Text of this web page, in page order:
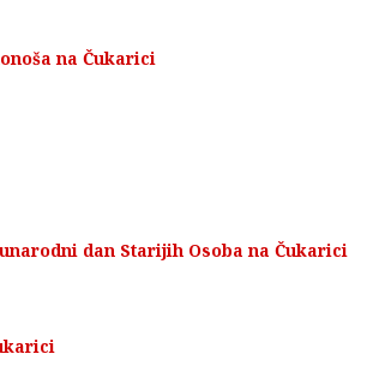
na Čukarici
dan Starijih Osoba na Čukarici